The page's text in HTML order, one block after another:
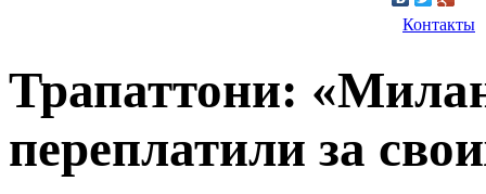
Контакты
Трапаттони:
переплатили за